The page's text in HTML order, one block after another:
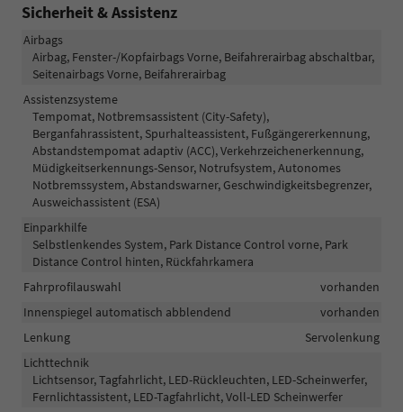
Sicherheit & Assistenz
Airbags
Airbag, Fenster-/Kopfairbags Vorne, Beifahrerairbag abschaltbar,
Seitenairbags Vorne, Beifahrerairbag
Assistenzsysteme
Tempomat, Notbremsassistent (City-Safety),
Berganfahrassistent, Spurhalteassistent, Fußgängererkennung,
Abstandstempomat adaptiv (ACC), Verkehrzeichenerkennung,
Müdigkeitserkennungs-Sensor, Notrufsystem, Autonomes
Notbremssystem, Abstandswarner, Geschwindigkeitsbegrenzer,
Ausweichassistent (ESA)
Einparkhilfe
Selbstlenkendes System, Park Distance Control vorne, Park
Distance Control hinten, Rückfahrkamera
Fahrprofilauswahl
vorhanden
Innenspiegel automatisch abblendend
vorhanden
Lenkung
Servolenkung
Lichttechnik
Lichtsensor, Tagfahrlicht, LED-Rückleuchten, LED-Scheinwerfer,
Fernlichtassistent, LED-Tagfahrlicht, Voll-LED Scheinwerfer